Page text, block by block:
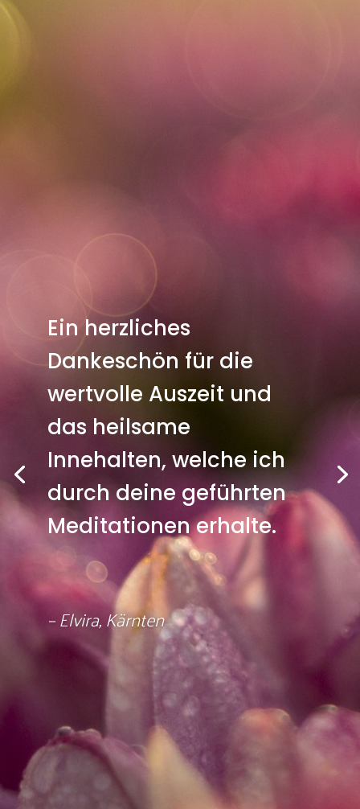
Ein herzliches
Dankeschön für die
wertvolle Auszeit und
das heilsame
Innehalten, welche ich
durch deine geführten
Meditationen erhalte.
– Elvira, Kärnten